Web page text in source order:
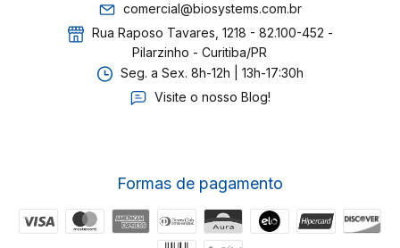
comercial@biosystems.com.br
Rua Raposo Tavares, 1218 - 82.100-452 -
Pilarzinho - Curitiba/PR
Seg. a Sex. 8h-12h | 13h-17:30h
Visite o nosso Blog!
Formas de pagamento